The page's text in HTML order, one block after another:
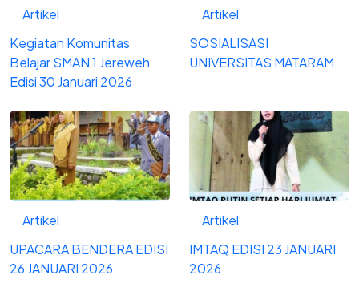
Artikel
Kegiatan Komunitas
Belajar SMAN 1 Jereweh
Edisi 30 Januari 2026
Artikel
SOSIALISASI
UNIVERSITAS MATARAM
Artikel
UPACARA BENDERA EDISI
26 JANUARI 2026
Artikel
IMTAQ EDISI 23 JANUARI
2026